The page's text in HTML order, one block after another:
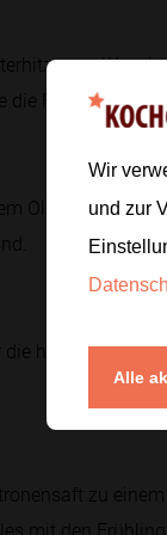
vor.
Olivenöl, Salz
die heißen
zu
mit den
Wir
und zur
Alle